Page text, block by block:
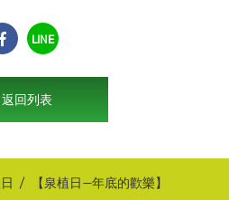
LINE
返回列表
【泉植日—年底的歡樂】